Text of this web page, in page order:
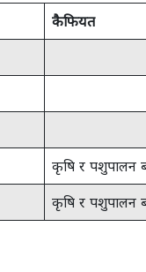
कैफियत
कृषि र पशुपालन
कृषि र पशुपालन